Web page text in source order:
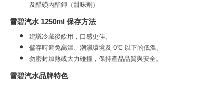
及醋磺內酯鉀（甜味劑）
雪碧汽水 1250ml 保存方法
建議冷藏後飲用，口感更佳。
儲存時避免高溫、潮濕環境及 0℃ 以下的低溫。
勿密封加熱或大力碰撞，保持產品品質與安全。
雪碧汽水品牌特色